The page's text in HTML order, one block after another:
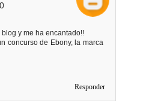
y me ha encantado!!
concurso de Ebony, la marca
Responder